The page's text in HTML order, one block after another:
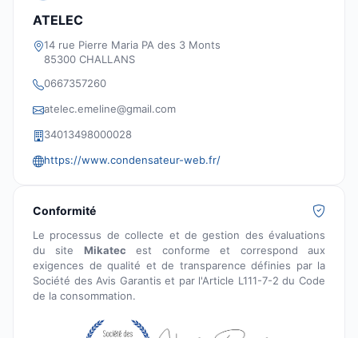
ATELEC
14 rue Pierre Maria PA des 3 Monts
85300 CHALLANS
0667357260
atelec.emeline@gmail.com
34013498000028
https://www.condensateur-web.fr/
Conformité
Le processus de collecte et de gestion des évaluations
du site Mikatec est conforme et correspond aux
exigences de qualité et de transparence définies par la
Société des Avis Garantis et par l'Article L111-7-2 du Code
de la consommation.